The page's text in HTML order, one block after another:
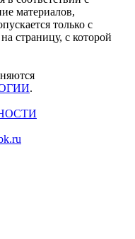
материалов,
только с
страницу, с которой
.